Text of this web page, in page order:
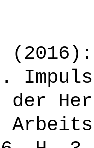
der